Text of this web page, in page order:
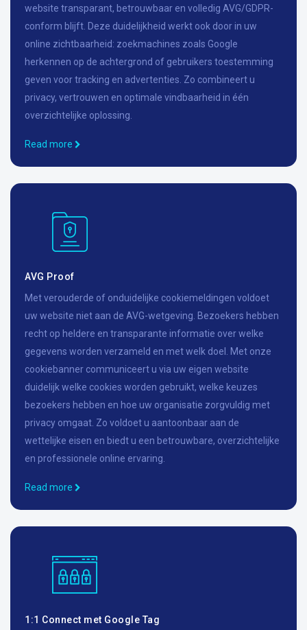
website transparant, betrouwbaar en volledig AVG/GDPR-
conform blijft. Deze duidelijkheid werkt ook door in uw
online zichtbaarheid: zoekmachines zoals Google
herkennen op de achtergrond of gebruikers toestemming
geven voor tracking en advertenties. Zo combineert u
privacy, vertrouwen en optimale vindbaarheid in één
overzichtelijke oplossing.
Read more
AVG Proof
Met verouderde of onduidelijke cookiemeldingen voldoet
uw website niet aan de AVG-wetgeving. Bezoekers hebben
recht op heldere en transparante informatie over welke
gegevens worden verzameld en met welk doel. Met onze
cookiebanner communiceert u via uw eigen website
duidelijk welke cookies worden gebruikt, welke keuzes
bezoekers hebben en hoe uw organisatie zorgvuldig met
privacy omgaat. Zo voldoet u aantoonbaar aan de
wettelijke eisen en biedt u een betrouwbare, overzichtelijke
en professionele online ervaring.
Read more
1:1 Connect met Google Tag